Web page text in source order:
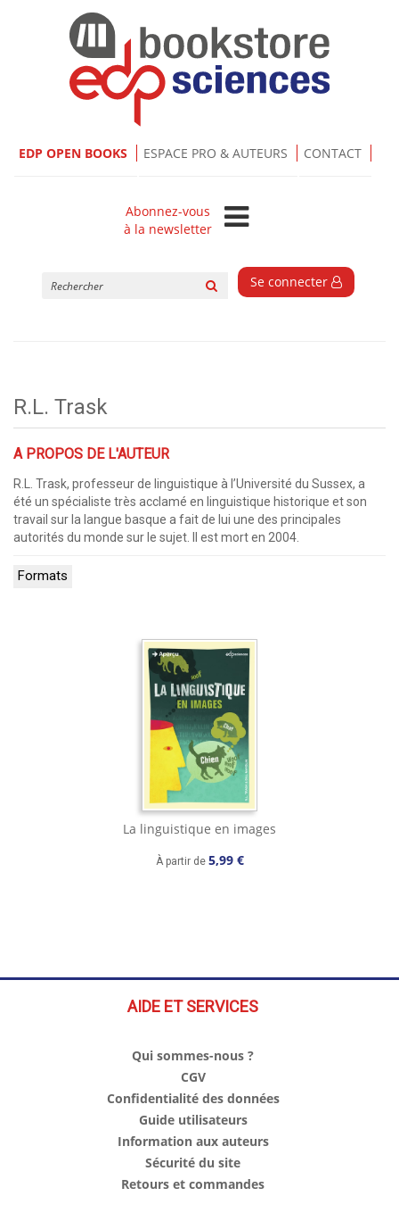
EDP OPEN BOOKS ESPACE PRO & AUTEURS CONTACT
Abonnez-vous
à la newsletter
Se connecter
R.L. Trask
A PROPOS DE L'AUTEUR
R.L. Trask, professeur de linguistique à l’Université du Sussex, a
été un spécialiste très acclamé en linguistique historique et son
travail sur la langue basque a fait de lui une des principales
autorités du monde sur le sujet. Il est mort en 2004.
Formats
La linguistique en images
À partir de 5,99 €
AIDE ET SERVICES
Qui sommes-nous ?
CGV
Confidentialité des données
Guide utilisateurs
Information aux auteurs
Sécurité du site
Retours et commandes